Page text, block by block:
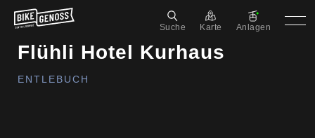
Suche Karte Anlagen
Flühli Hotel Kurhaus
ENTLEBUCH